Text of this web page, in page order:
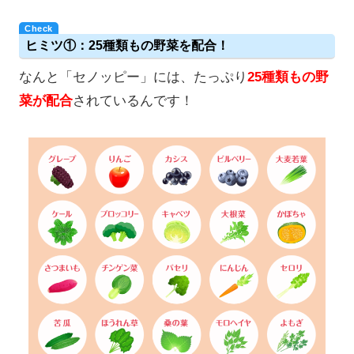
ヒミツ①：25種類もの野菜を配合！
なんと「セノッピー」には、たっぷり 25種類もの野
菜が配合されているんです！